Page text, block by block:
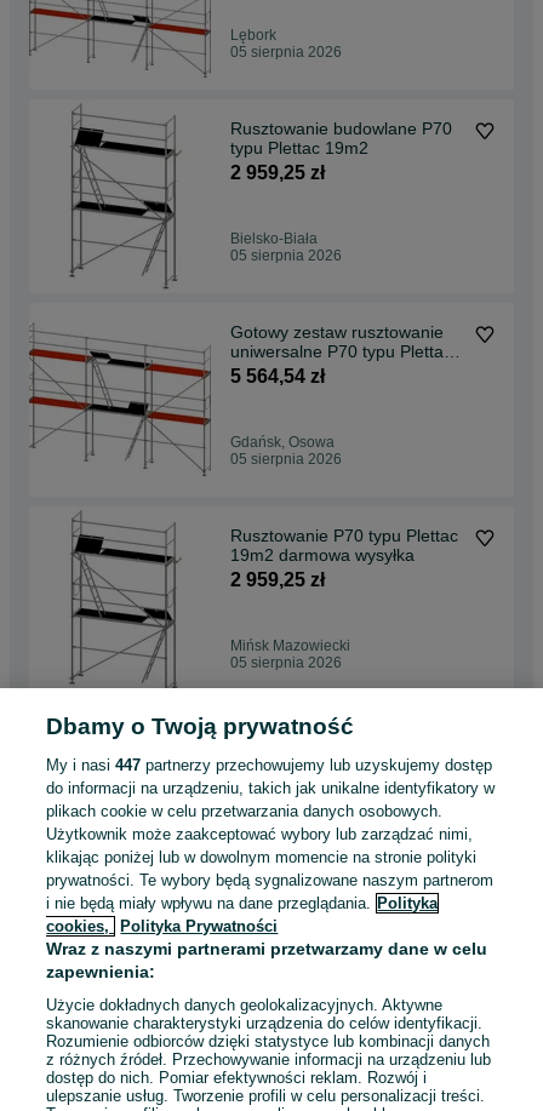
Lębork
05 sierpnia 2026
Rusztowanie budowlane P70
typu Plettac 19m2
2 959,25 zł
Bielsko-Biała
05 sierpnia 2026
Gotowy zestaw rusztowanie
uniwersalne P70 typu Plettac
47m2
5 564,54 zł
Gdańsk, Osowa
05 sierpnia 2026
Rusztowanie P70 typu Plettac
19m2 darmowa wysyłka
2 959,25 zł
Mińsk Mazowiecki
05 sierpnia 2026
Rusztowanie do fasad i
elewacji P70 typu Pletac 47m2
5 564,54 zł
Warszawa, Białołęka
05 sierpnia 2026
Rusztowanie do fasad i
elewacji P70 typu Plettac
Gdańsk, Osowa
05 sierpnia 2026
Dbamy o Twoją prywatność
My i nasi447 partnerzy przechowujemy lub uzyskujemy dostęp
do informacji na urządzeniu, takich jak unikalne identyfikatory w
plikach cookie w celu przetwarzania danych osobowych.
Użytkownik może zaakceptować wybory lub zarządzać nimi,
klikając poniżej lub w dowolnym momencie na stronie polityki
prywatności. Te wybory będą sygnalizowane naszym partnerom
i nie będą miały wpływu na dane przeglądania. Polityka
cookies,
Polityka Prywatności
Wraz z naszymi partnerami przetwarzamy dane w celu
zapewnienia:
Użycie dokładnych danych geolokalizacyjnych. Aktywne
skanowanie charakterystyki urządzenia do celów identyfikacji.
Rozumienie odbiorców dzięki statystyce lub kombinacji danych
z różnych źródeł. Przechowywanie informacji na urządzeniu lub
dostęp do nich. Pomiar efektywności reklam. Rozwój i
ulepszanie usług. Tworzenie profili w celu personalizacji treści.